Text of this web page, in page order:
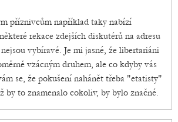
příznivcům například taky nabízí
rekace zdejších diskutérů na adresu
vybíravé. Je mi jasné, že libertariáni
vzácným druhem, ale co kdyby vás
se, že pokušení nahánět třeba "etatisty"
by to znamenalo cokoliv, by bylo značné.